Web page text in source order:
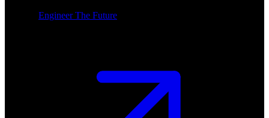
Engineer The Future